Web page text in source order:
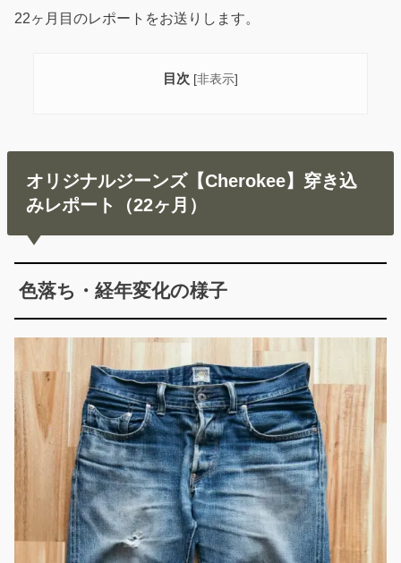
22ヶ月目のレポートをお送りします。
目次 [非表示]
オリジナルジーンズ【Cherokee】穿き込
みレポート（22ヶ月）
色落ち・経年変化の様子